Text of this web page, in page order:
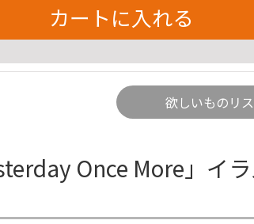
カートに入れる
欲しいものリ
Once More」イラ